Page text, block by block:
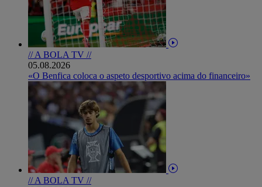
// A BOLA TV //
05.08.2026
«O Benfica coloca o aspeto desportivo acima do financeiro»
// A BOLA TV //